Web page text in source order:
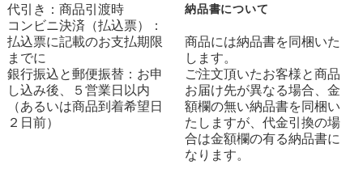
代引き：商品引渡時
コンビニ決済（払込票）：
払込票に記載のお支払期限
までに
銀行振込と郵便振替：お申
し込み後、５営業日以内
（あるいは商品到着希望日
２日前）
納品書について
商品には納品書を同梱いた
します。
ご注文頂いたお客様と商品
お届け先が異なる場合、金
額欄の無い納品書を同梱い
たしますが、代金引換の場
合は金額欄の有る納品書に
なります。